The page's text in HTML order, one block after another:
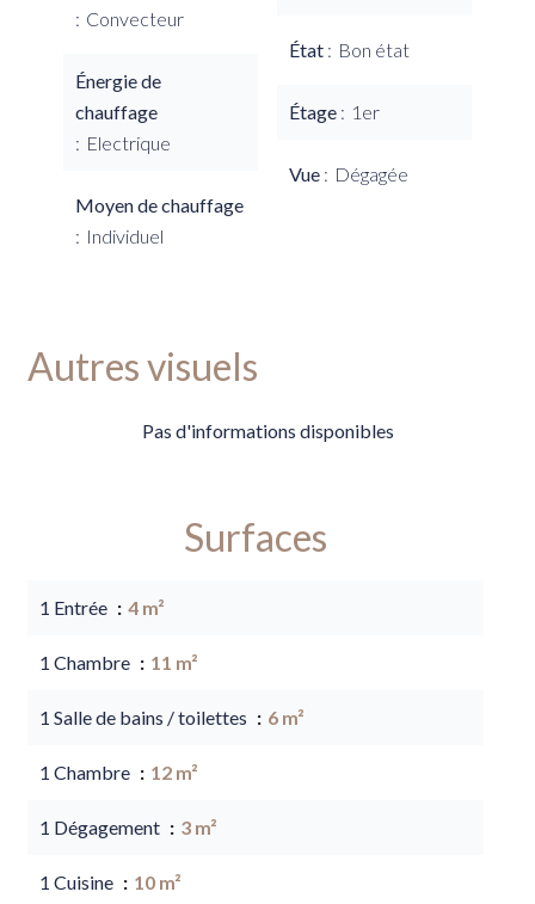
Convecteur
Énergie de
chauffage
Electrique
Moyen de chauffage
Individuel
État Bon état
Étage 1er
Vue Dégagée
Autres visuels
Pas d'informations disponibles
Surfaces
1 Entrée 4 m²
1 Chambre 11 m²
1 Salle de bains / toilettes 6 m²
1 Chambre 12 m²
1 Dégagement 3 m²
1 Cuisine 10 m²